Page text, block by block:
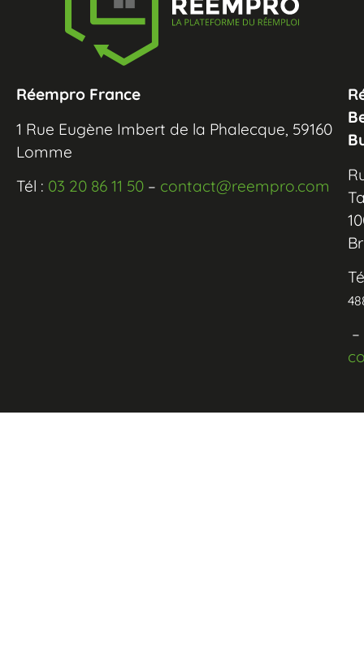
Réempro France
1 Rue Eugène Imbert de la Phalecque, 59160
Lomme
Tél : 03 20 86 11 50 – contact@reempro.com
–